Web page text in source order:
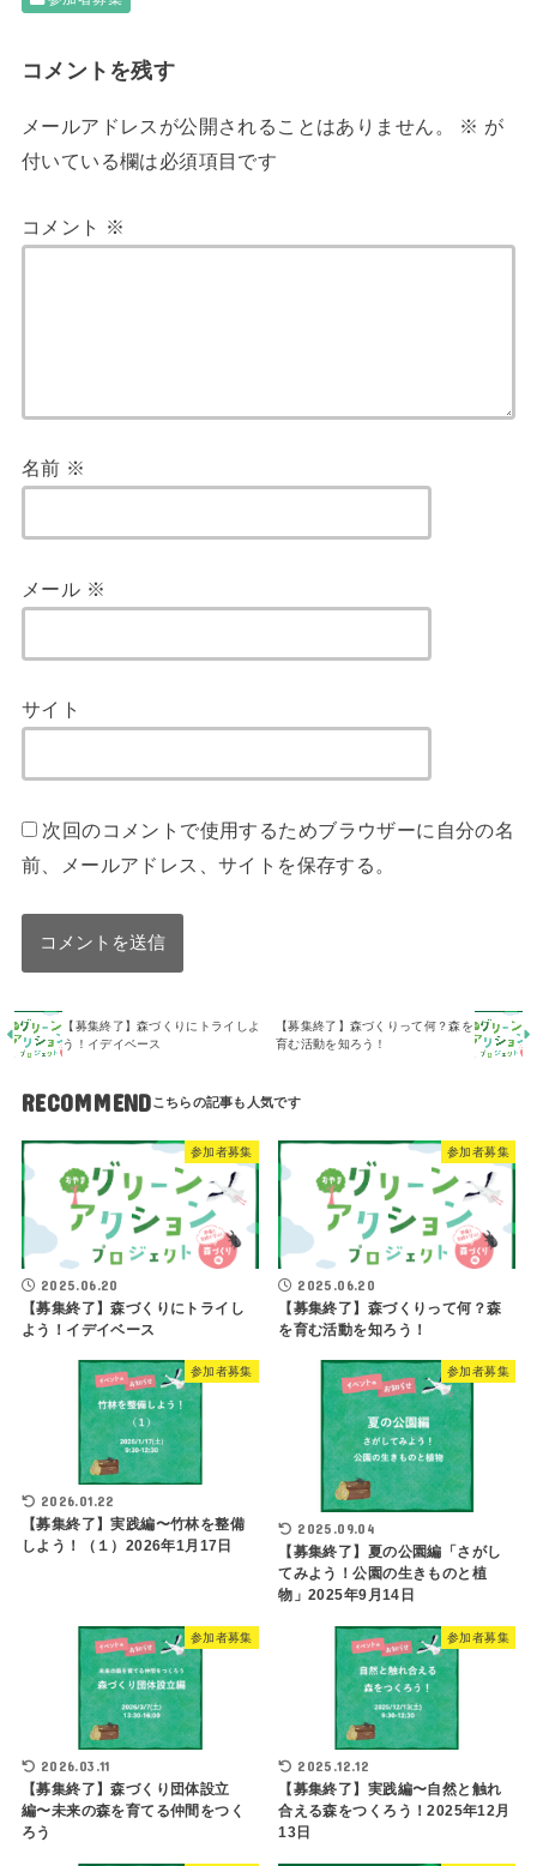
コメントを残す
メールアドレスが公開されることはありません。 ※ が
付いている欄は必須項目です
コメント ※
名前 ※
メール ※
サイト
次回のコメントで使用するためブラウザーに自分の名
前、メールアドレス、サイトを保存する。
【募集終了】森づくりにトライしよ
う！イデイベース
【募集終了】森づくりって何？森を
育む活動を知ろう！
RECOMMEND
参加者募集
2025.06.20
【募集終了】森づくりにトライし
よう！イデイベース
参加者募集
2025.06.20
【募集終了】森づくりって何？森
を育む活動を知ろう！
参加者募集
2026.01.22
【募集終了】実践編〜竹林を整備
しよう！（１）2026年1月17日
参加者募集
2025.09.04
【募集終了】夏の公園編「さがし
てみよう！公園の生きものと植
物」2025年9月14日
参加者募集
2026.03.11
【募集終了】森づくり団体設立
編〜未来の森を育てる仲間をつく
ろう
参加者募集
2025.12.12
【募集終了】実践編〜自然と触れ
合える森をつくろう！2025年12月
13日